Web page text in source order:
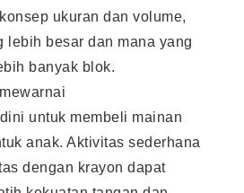
ukuran dan volume,
lebih besar dan mana yang
banyak blok.
untuk membeli mainan
anak. Aktivitas sederhana
dengan krayon dapat